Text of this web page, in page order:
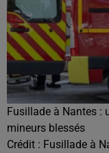
Fusillade à Nantes :
mineurs blessés
Crédit : Fusillade à